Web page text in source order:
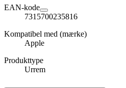
EAN-kode
7315700235816
Kompatibel med (mærke)
Apple
Produkttype
Urrem